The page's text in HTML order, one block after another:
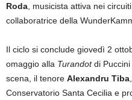
Roda , musicista attiva nei
collaboratrice della
Il ciclo si conclude giovedì 2
omaggio alla Turandotdi Puccini
scena, il tenore Alexandru Tiba
Conservatorio Santa Cecilia e